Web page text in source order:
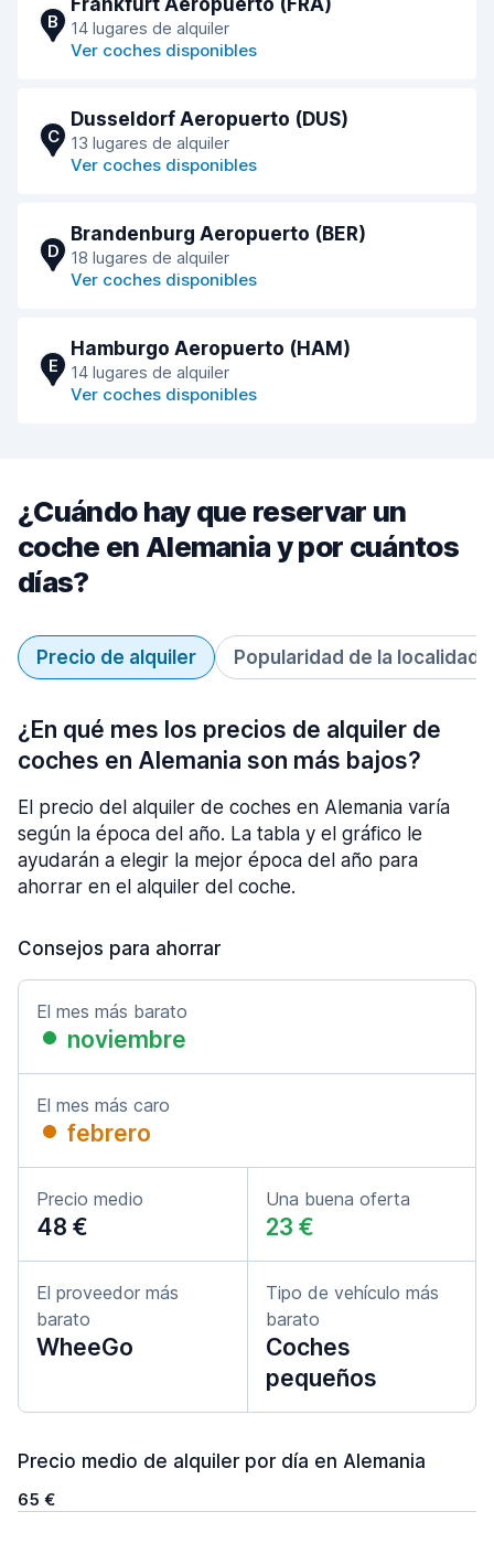
B
Frankfurt Aeropuerto (FRA)
14 lugares de alquiler
Ver coches disponibles
C
Dusseldorf Aeropuerto (DUS)
13 lugares de alquiler
Ver coches disponibles
D
Brandenburg Aeropuerto (BER)
18 lugares de alquiler
Ver coches disponibles
E
Hamburgo Aeropuerto (HAM)
14 lugares de alquiler
Ver coches disponibles
¿Cuándo hay que reservar un
coche en Alemania y por cuántos
días?
Precio de alquiler Popularidad de la localidad
¿En qué mes los precios de alquiler de
coches en Alemania son más bajos?
El precio del alquiler de coches en Alemania varía
según la época del año. La tabla y el gráfico le
ayudarán a elegir la mejor época del año para
ahorrar en el alquiler del coche.
Consejos para ahorrar
El mes más barato
noviembre
El mes más caro
febrero
Precio medio
48 €
Una buena oferta
23 €
El proveedor más
barato
WheeGo
Tipo de vehículo más
barato
Coches
pequeños
Precio medio de alquiler por día en Alemania
65 €